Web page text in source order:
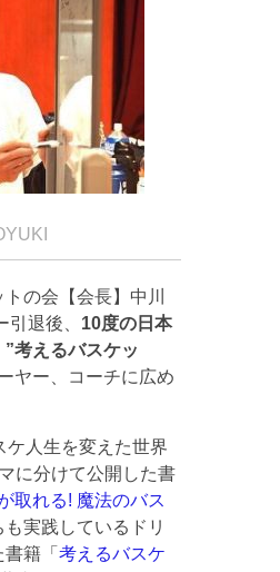
の会【会長】中川
退後、 10度の日本
考えるバスケッ
ヤー、コーチに広め
ケ人生を変えた世界
に分けて公開した書
取れる! 魔法のバス
も実践しているドリ
書籍「考えるバスケ